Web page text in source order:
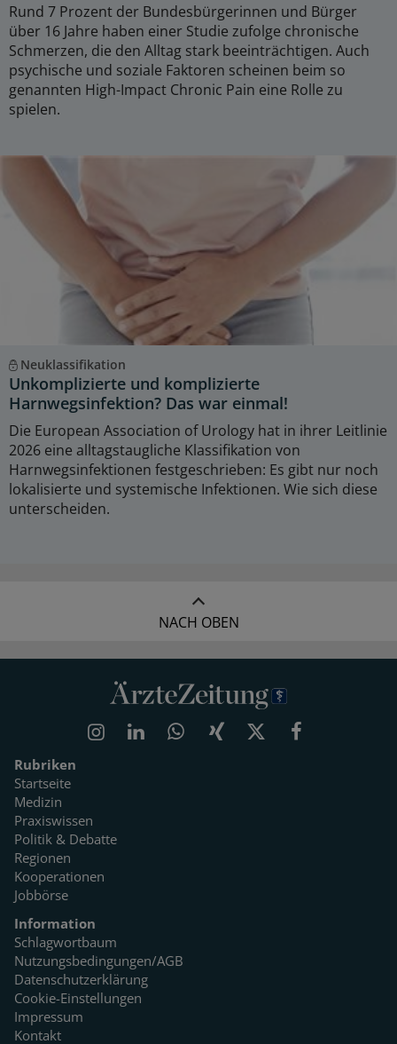
Rund 7 Prozent der Bundesbürgerinnen und Bürger
über 16 Jahre haben einer Studie zufolge chronische
Schmerzen, die den Alltag stark beeinträchtigen. Auch
psychische und soziale Faktoren scheinen beim so
genannten High-Impact Chronic Pain eine Rolle zu
spielen.
Neuklassifikation
Unkomplizierte und komplizierte
Harnwegsinfektion? Das war einmal!
Die European Association of Urology hat in ihrer Leitlinie
2026 eine alltagstaugliche Klassifikation von
Harnwegsinfektionen festgeschrieben: Es gibt nur noch
lokalisierte und systemische Infektionen. Wie sich diese
unterscheiden.
NACH OBEN
Rubriken
Startseite
Medizin
Praxiswissen
Politik & Debatte
Regionen
Kooperationen
Jobbörse
Information
Schlagwortbaum
Nutzungsbedingungen/AGB
Datenschutzerklärung
Cookie-Einstellungen
Impressum
Kontakt